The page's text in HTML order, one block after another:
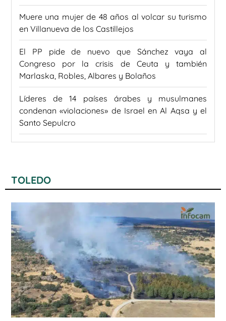
Muere una mujer de 48 años al volcar su turismo
en Villanueva de los Castillejos
El PP pide de nuevo que Sánchez vaya al
Congreso por la crisis de Ceuta y también
Marlaska, Robles, Albares y Bolaños
Líderes de 14 países árabes y musulmanes
condenan «violaciones» de Israel en Al Aqsa y el
Santo Sepulcro
TOLEDO